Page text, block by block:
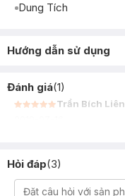
Dung Tích
Hướng dẫn sử dụng
Đánh giá(1)
Trần Bích Liên
Hỏi đáp(3)